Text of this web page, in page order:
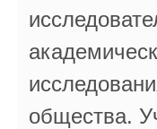
общества.